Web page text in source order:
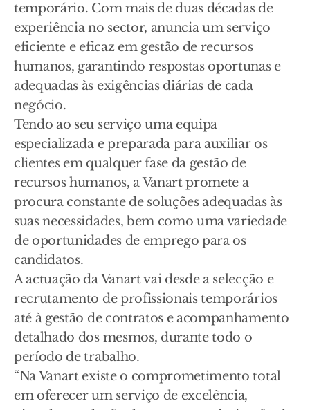
temporário. Com mais de duas décadas de
experiência no sector, anuncia um serviço
eficiente e eficaz em gestão de recursos
humanos, garantindo respostas oportunas e
adequadas às exigências diárias de cada
negócio.
Tendo ao seu serviço uma equipa
especializada e preparada para auxiliar os
clientes em qualquer fase da gestão de
recursos humanos, a Vanart promete a
procura constante de soluções adequadas às
suas necessidades, bem como uma variedade
de oportunidades de emprego para os
candidatos.
A actuação da Vanart vai desde a selecção e
recrutamento de profissionais temporários
até à gestão de contratos e acompanhamento
detalhado dos mesmos, durante todo o
período de trabalho.
“Na Vanart existe o comprometimento total
em oferecer um serviço de excelência,